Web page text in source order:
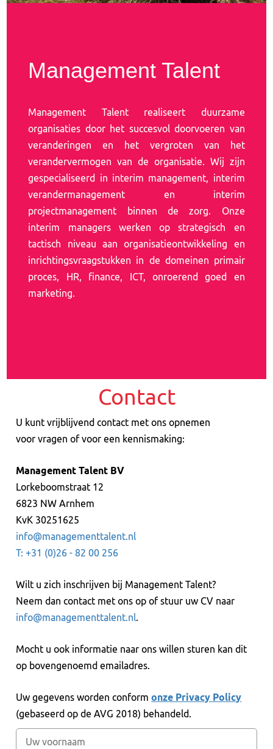
Management Talent
Management Talent realiseert duurzame
organisaties door het succesvol doorvoeren van
veranderingen en het vergroten van het
verandervermogen van de organisatie. Wij zijn
gespecialiseerd in interim management, interim
verandermanagement en interim
projectmanagement binnen de zorg. Onze
interim managers werken op strategisch en
tactisch niveau aan organisatieontwikkeling en
inrichtingsvraagstukken in de domeinen primair
proces, HR, finance, ICT, onroerend goed en
marketing.
Contact
U kunt vrijblijvend contact met ons opnemen
voor vragen of voor een kennismaking:
Management Talent BV
Lorkeboomstraat 12
6823 NW Arnhem
KvK 30251625
info@managementtalent.nl
T: +31 (0)26 - 82 00 256
Wilt u zich inschrijven bij Management Talent?
Neem dan contact met ons op of stuur uw CV naar
info@managementtalent.nl.
Mocht u ook informatie naar ons willen sturen kan dit
op bovengenoemd emailadres.
Uw gegevens worden conformonze Privacy Policy
(gebaseerd op de AVG 2018) behandeld.